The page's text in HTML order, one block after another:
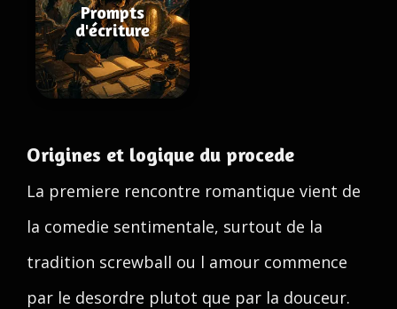
Prompts
d'écriture
Origines et logique du procede
La premiere rencontre romantique vient de
la comedie sentimentale, surtout de la
tradition screwball ou l amour commence
par le desordre plutot que par la douceur.